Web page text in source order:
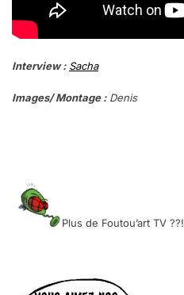
Interview : Sacha
Images/ Montage :Denis
Plus de Foutou’art TV ??!